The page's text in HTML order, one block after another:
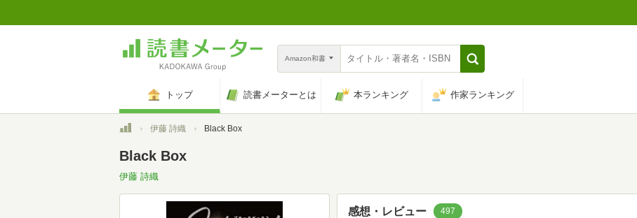
Amazon和書
トップ 読書メーターとは 本ランキング 作家ランキング
トップ伊藤 詩織 Black Box
Black Box
伊藤 詩織
感想・レビュー 497